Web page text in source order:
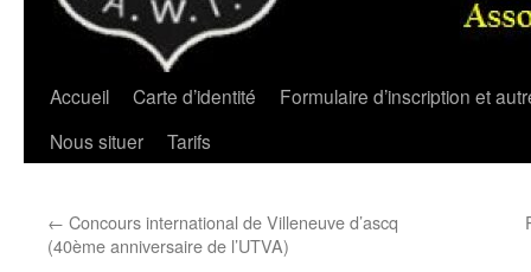
Accueil Carte d’identité
Formulaire d’inscription et
Nous situer
Tarifs
← Concours international de Villeneuve d’ascq
(40ème anniversaire de l’UTVA)